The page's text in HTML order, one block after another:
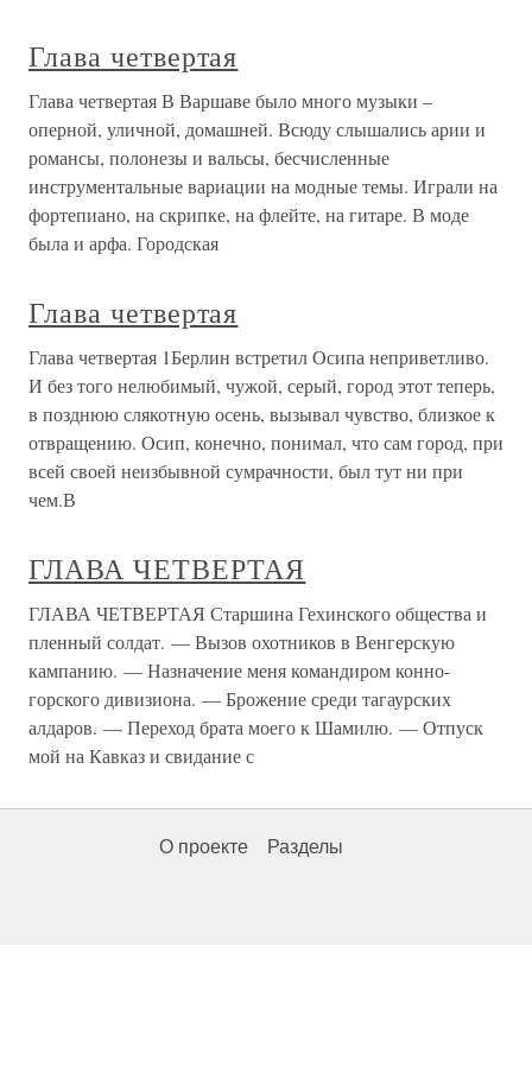
Глава четвертая
Глава четвертая В Варшаве было много музыки –
оперной, уличной, домашней. Всюду слышались арии и
романсы, полонезы и вальсы, бесчисленные
инструментальные вариации на модные темы. Играли на
фортепиано, на скрипке, на флейте, на гитаре. В моде
была и арфа. Городская
Глава четвертая
Глава четвертая 1Берлин встретил Осипа неприветливо.
И без того нелюбимый, чужой, серый, город этот теперь,
в позднюю слякотную осень, вызывал чувство, близкое к
отвращению. Осип, конечно, понимал, что сам город, при
всей своей неизбывной сумрачности, был тут ни при
чем.В
ГЛАВА ЧЕТВЕРТАЯ
ГЛАВА ЧЕТВЕРТАЯ Старшина Гехинского общества и
пленный солдат. — Вызов охотников в Венгерскую
кампанию. — Назначение меня командиром конно-
горского дивизиона. — Брожение среди тагаурских
алдаров. — Переход брата моего к Шамилю. — Отпуск
мой на Кавказ и свидание с
О проекте Разделы